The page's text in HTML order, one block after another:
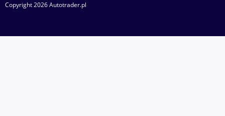
Copyright 2026 Autotrader.pl